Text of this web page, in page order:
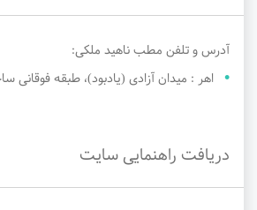
آدرس و تلفن مطب ناهید ملکی:
اهر : میدان آزادی (یادبود)، طبقه فوقانی
دریافت راهنمایی سایت